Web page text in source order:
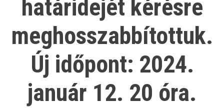
határidejét kérésre
meghosszabbítottuk.
Új időpont: 2024.
január 12. 20 óra.